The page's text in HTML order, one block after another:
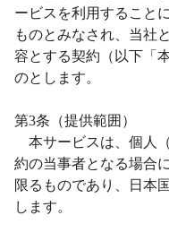
ービスを利用すること
ものとみなされ、当社
容とする契約（以下「
のとします。
第3条（提供範囲）
本サービスは、個人
約の当事者となる場合
限るものであり、日本
します。